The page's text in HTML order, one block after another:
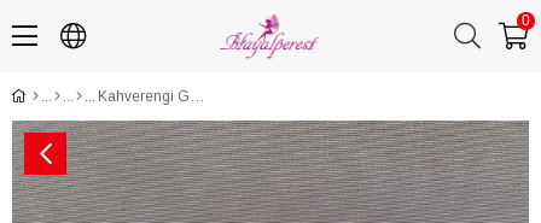
0
Kahverengi Gelin Buketi ve Damat Yaka Çiçeği